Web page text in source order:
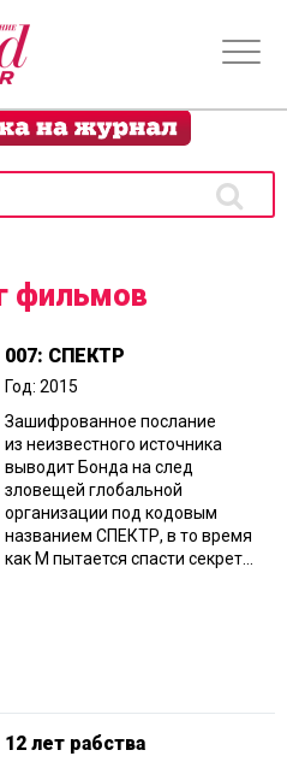
фильмов
007: СПЕКТР
Год: 2015
Зашифрованное послание
из неизвестного источника
выводит Бонда на след
зловещей глобальной
организации под кодовым
названием СПЕКТР, в то время
как М пытается спасти секрет...
12 лет рабства